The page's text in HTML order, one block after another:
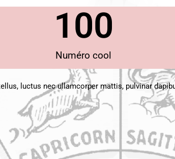
Numéro cool
100
luctus nec ullamcorper mattis, pulvinar